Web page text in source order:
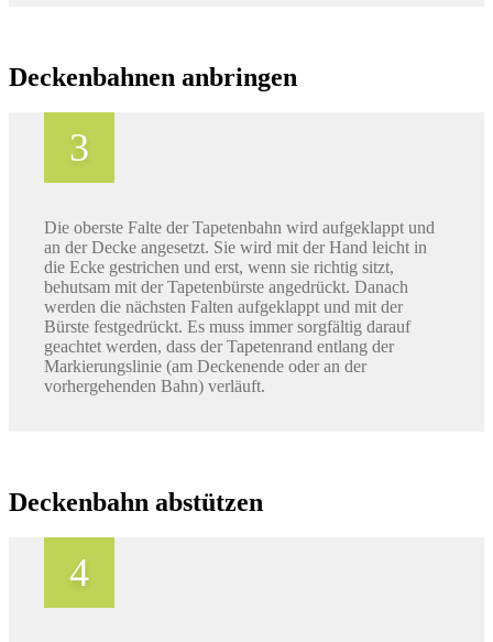
Deckenbahnen anbringen
Die oberste Falte der Tapetenbahn wird aufgeklappt und
an der Decke angesetzt. Sie wird mit der Hand leicht in
die Ecke gestrichen und erst, wenn sie richtig sitzt,
behutsam mit der Tapetenbürste angedrückt. Danach
werden die nächsten Falten aufgeklappt und mit der
Bürste festgedrückt. Es muss immer sorgfältig darauf
geachtet werden, dass der Tapetenrand entlang der
Markierungslinie (am Deckenende oder an der
vorhergehenden Bahn) verläuft.
Deckenbahn abstützen